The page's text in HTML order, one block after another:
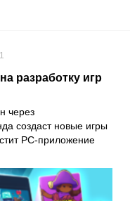
разработку игр
через
создаст новые игры
PC-приложение